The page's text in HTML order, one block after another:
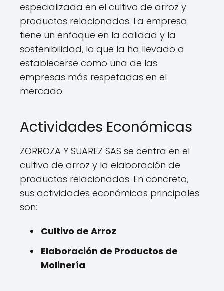
especializada en el cultivo de arroz y
productos relacionados. La empresa
tiene un enfoque en la calidad y la
sostenibilidad, lo que la ha llevado a
establecerse como una de las
empresas más respetadas en el
mercado.
Actividades Económicas
ZORROZA Y SUAREZ SAS se centra en el
cultivo de arroz y la elaboración de
productos relacionados. En concreto,
sus actividades económicas principales
son:
Cultivo de Arroz
Elaboración de Productos de
Molinería